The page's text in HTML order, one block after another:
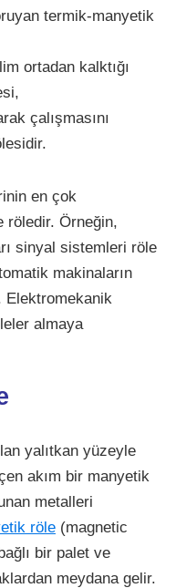
termik-manyetik
ortadan kalktığı
çalışmasını
en çok
röledir. Örneğin,
sinyal sistemleri röle
makinaların
Elektromekanik
almaya
yalıtkan yüzeyle
akım bir manyetik
metalleri
röle (magnetic
bir palet ve
meydana gelir.